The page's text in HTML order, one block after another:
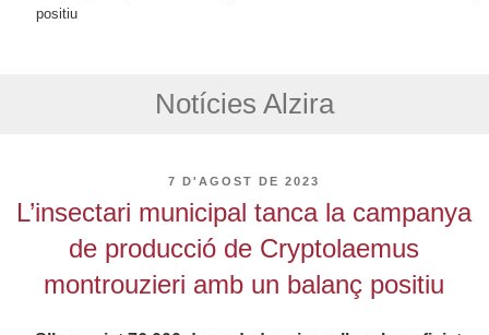
positiu
Notícies Alzira
PUBLICAT
7 D'AGOST DE 2023
L’insectari municipal tanca la campanya
de producció de Cryptolaemus
montrouzieri amb un balanç positiu